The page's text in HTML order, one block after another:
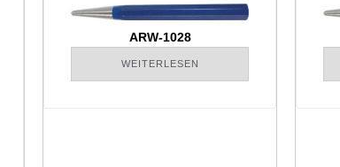
ARW-1028
WEITERLESEN